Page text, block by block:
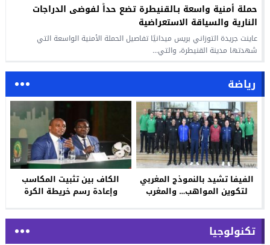
حملة أمنية واسعة بـالقنيطرة تضع حداً لفوضى الدراجات
النارية والسياقة الاستعراضية
عاينت جريدة التوزاني بريس ميدانيًا تفاصيل الحملة الأمنية الواسعة التي
شهدتها مدينة القنيطرة، والتي...
رياضة
الفيفا تشيد بالنموذج المغربي
لتكوين المواهب… والمغرب
المكوّنين في أبريل 2026
الكاف بين تثبيت المكاسب
وإعادة رسم خريطة الكرة
تكنولوجيا